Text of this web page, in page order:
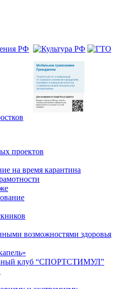
проектов
на время карантина
возможностями здоровья
клуб “СПОРТСТИМУЛ”